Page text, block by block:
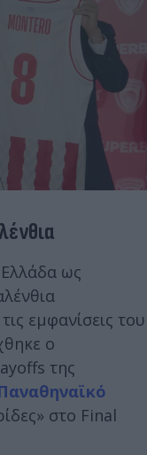
ως
εμφανίσεις του
ο
της
στο Final